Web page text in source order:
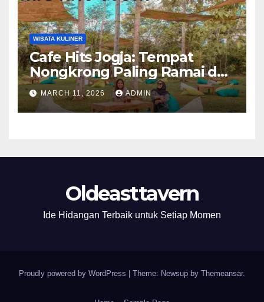
WISATA KULINER
Cafe Hits Jogja: Tempat
Nongkrong Paling Ramai dan
Instagrammable
MARCH 11, 2026 ADMIN
Oldeasttavern
Ide Hidangan Terbaik untuk Setiap Momen
Proudly powered by WordPress Theme: Newsup by Themeansar.